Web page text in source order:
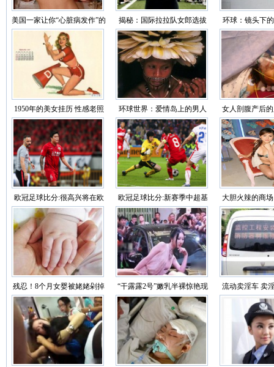
美国一家让你“心脏病发作”的
性感餐厅（组图
揭秘：国际拉拉队女郎选拔
过程（靓图）
环球：镜头下
监狱生活
1950年的美女挂历 性感老照
片（图）
环球世界：爱情岛上的男人
为何怕出门（图）
女人剖腹产后
睹
欧冠足球比分:很高兴将在欧
联杯看到武磊
欧冠足球比分:新赛季中超基
本确定在4月12日恢复
大胆火辣的商
你的眼球
残忍！8个月女婴被姥姥剁掉
双手 社会的悲哀
“干露露2号”嫩乳半裸惊艳现
场车展
流动卖淫车 卖
雷人招数